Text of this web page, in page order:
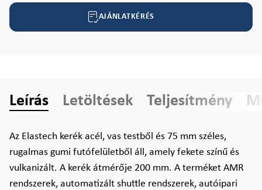
AJÁNLATKÉRÉS
Leírás Letöltések Teljesítmény
Az Elastech kerék acél, vas testből és 75 mm széles,
rugalmas gumi futófelületből áll, amely fekete színű és
vulkanizált. A kerék átmérője 200 mm. A terméket AMR
rendszerek, automatizált shuttle rendszerek, autóipari